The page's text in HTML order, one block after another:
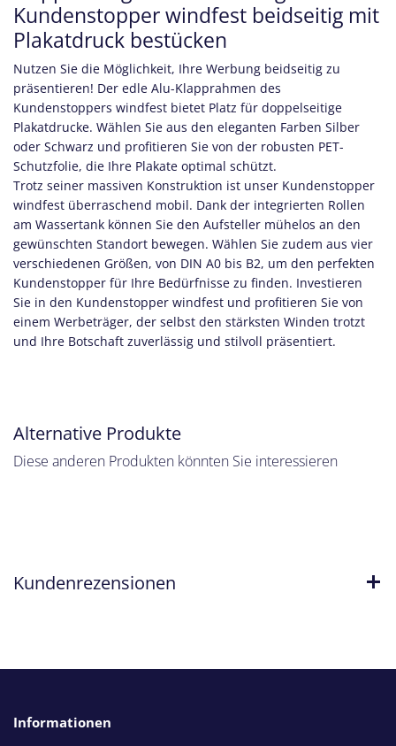
Kundenstopper windfest beidseitig mit
Plakatdruck bestücken
Nutzen Sie die Möglichkeit, Ihre Werbung beidseitig zu
präsentieren! Der edle Alu-Klapprahmen des
Kundenstoppers windfest bietet Platz für doppelseitige
Plakatdrucke. Wählen Sie aus den eleganten Farben Silber
oder Schwarz und profitieren Sie von der robusten PET-
Schutzfolie, die Ihre Plakate optimal schützt.
Trotz seiner massiven Konstruktion ist unser Kundenstopper
windfest überraschend mobil. Dank der integrierten Rollen
am Wassertank können Sie den Aufsteller mühelos an den
gewünschten Standort bewegen. Wählen Sie zudem aus vier
verschiedenen Größen, von DIN A0 bis B2, um den perfekten
Kundenstopper für Ihre Bedürfnisse zu finden. Investieren
Sie in den Kundenstopper windfest und profitieren Sie von
einem Werbeträger, der selbst den stärksten Winden trotzt
und Ihre Botschaft zuverlässig und stilvoll präsentiert.
Alternative Produkte
Diese anderen Produkten könnten Sie interessieren
Kundenrezensionen
Informationen